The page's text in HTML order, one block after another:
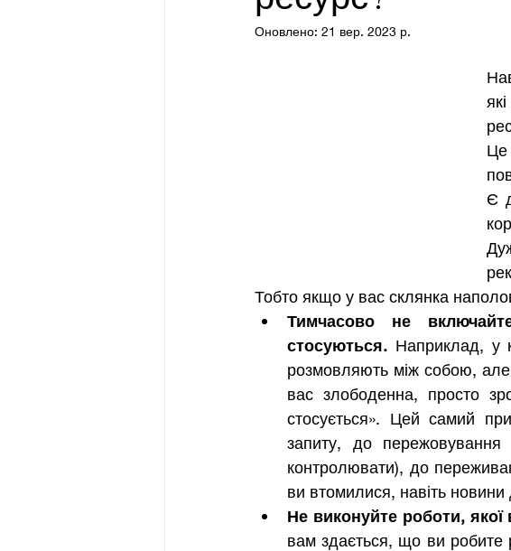
Оновлено: 21 вер. 2023 р.
Є
Тобто якщо у вас склянка
Тимчасово не
стосуються. Наприклад, у
розмовляють між собою,
вас злободенна, просто
стосується». Цей самий
запиту, до пережовування
контролювати), до
ви втомилися, навіть новини
Не виконуйте роботи,
вам здається, що ви робите